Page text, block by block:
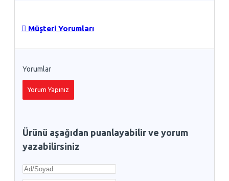
Müşteri Yorumları
Yorumlar
Yorum Yapınız
Ürünü aşağıdan puanlayabilir ve yorum
yazabilirsiniz